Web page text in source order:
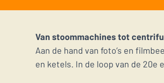
Van stoommachines tot
Aan de hand van foto’s en
en ketels. In de loop van de